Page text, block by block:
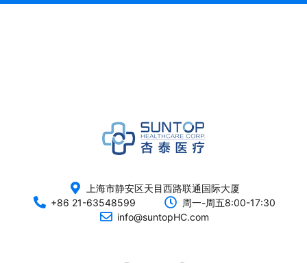
上海市静安区天目西路联通国际大厦
+86 21-63548599
周一-周五8:00-17:30
info@suntopHC.com